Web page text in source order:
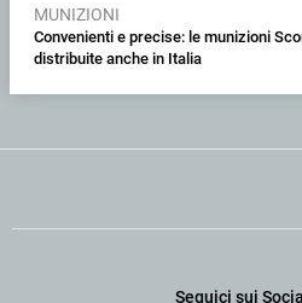
MUNIZIONI
Convenienti e precise: le munizioni
distribuite anche in Italia
Seguici sui